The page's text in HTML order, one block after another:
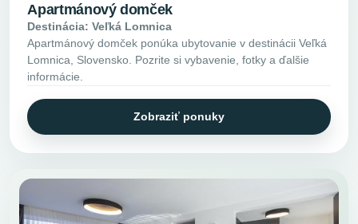
Apartmánový domček
Destinácia: Veľká Lomnica
Apartmánový domček ponúka ubytovanie v destinácii Veľká
Lomnica, Slovensko. Pozrite si vybavenie, fotky a ďalšie
informácie.
Zobraziť ponuky